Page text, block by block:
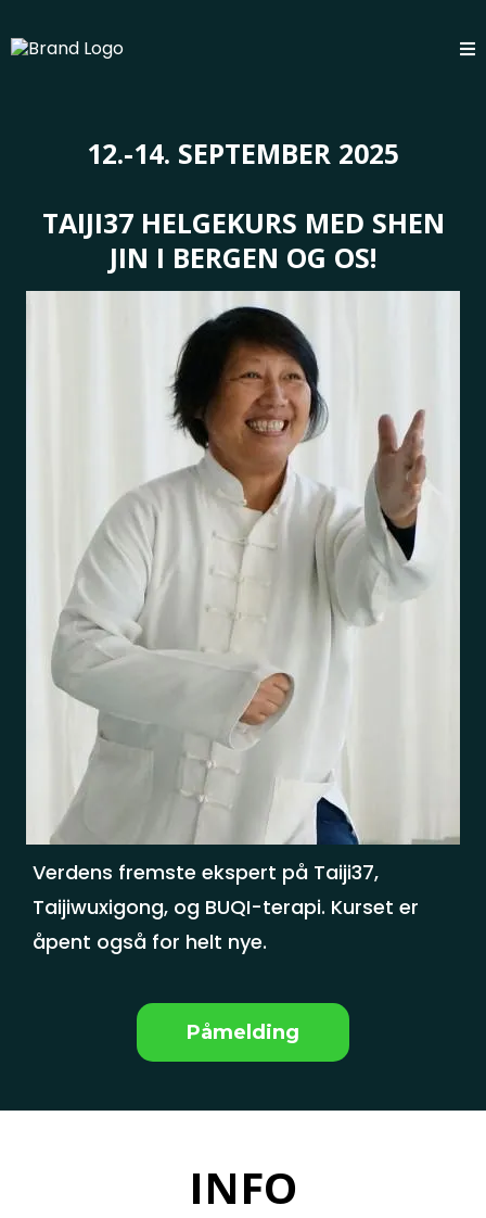
12.-14. SEPTEMBER 2025
TAIJI37 HELGEKURS MED SHEN
JIN I BERGEN OG OS!
Verdens fremste ekspert på Taiji37,
Taijiwuxigong, og BUQI-terapi. Kurset er
åpent også for helt nye.
Påmelding
INFO